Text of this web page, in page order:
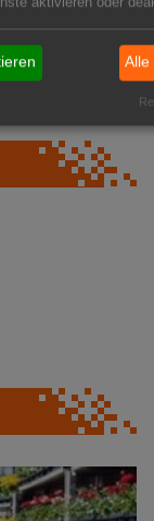
Alle